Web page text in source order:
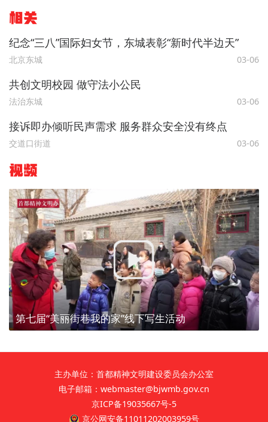
相关
纪念“三八”国际妇女节，东城表彰“新时代半边天”
北京东城 03-06
共创文明校园 做守法小公民
法治东城 03-06
接诉即办倾听民声需求 服务群众安全没有终点
交道口街道 03-06
视频
第七届“美丽街巷我的家”线下写生活动
主办单位：首都精神文明建设委员会办公室
电子邮箱：webmaster@bjwmb.gov.cn
京ICP备19035667号-5
京公网安备11011202003959号